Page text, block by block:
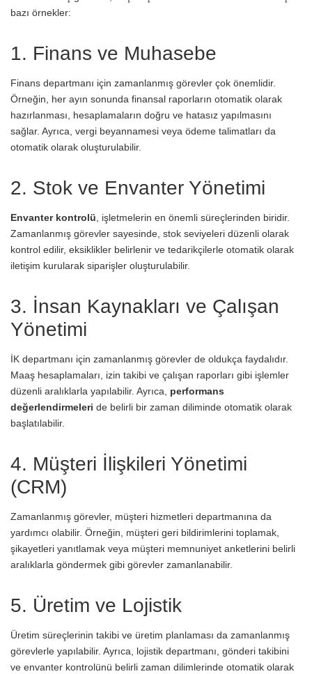
bazı örnekler:
1. Finans ve Muhasebe
Finans departmanı için zamanlanmış görevler çok önemlidir.
Örneğin, her ayın sonunda finansal raporların otomatik olarak
hazırlanması, hesaplamaların doğru ve hatasız yapılmasını
sağlar. Ayrıca, vergi beyannamesi veya ödeme talimatları da
otomatik olarak oluşturulabilir.
2. Stok ve Envanter Yönetimi
Envanter kontrolü , işletmelerin en önemli süreçlerinden biridir.
Zamanlanmış görevler sayesinde, stok seviyeleri düzenli olarak
kontrol edilir, eksiklikler belirlenir ve tedarikçilerle otomatik olarak
iletişim kurularak siparişler oluşturulabilir.
3. İnsan Kaynakları ve Çalışan
Yönetimi
İK departmanı için zamanlanmış görevler de oldukça faydalıdır.
Maaş hesaplamaları, izin takibi ve çalışan raporları gibi işlemler
düzenli aralıklarla yapılabilir. Ayrıca,
performans
değerlendirmeleri de belirli bir zaman diliminde otomatik olarak
başlatılabilir.
4. Müşteri İlişkileri Yönetimi
(CRM)
Zamanlanmış görevler, müşteri hizmetleri departmanına da
yardımcı olabilir. Örneğin, müşteri geri bildirimlerini toplamak,
şikayetleri yanıtlamak veya müşteri memnuniyet anketlerini belirli
aralıklarla göndermek gibi görevler zamanlanabilir.
5. Üretim ve Lojistik
Üretim süreçlerinin takibi ve üretim planlaması da zamanlanmış
görevlerle yapılabilir. Ayrıca, lojistik departmanı, gönderi takibini
ve envanter kontrolünü belirli zaman dilimlerinde otomatik olarak